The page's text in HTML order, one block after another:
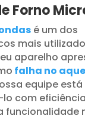
Forno
é um dos
mais
aparelho
falha no
equipe
com
funcionalidade